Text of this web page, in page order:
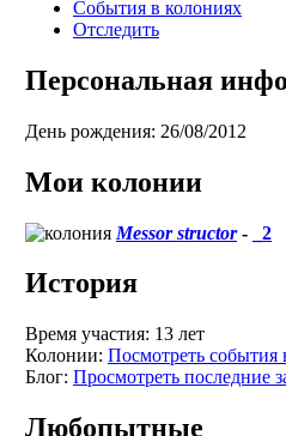
События в колониях
Отследить
Персональная
День рождения: 26/08/2012
Мои колонии
Messor structor- _2
История
Время участия: 13 лет
Колонии: Посмотреть события
Блог: Просмотреть последние
Любопытные